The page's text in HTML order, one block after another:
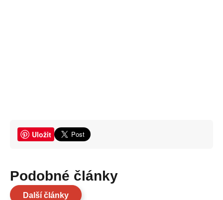
Uložit
Podobné články
Další články